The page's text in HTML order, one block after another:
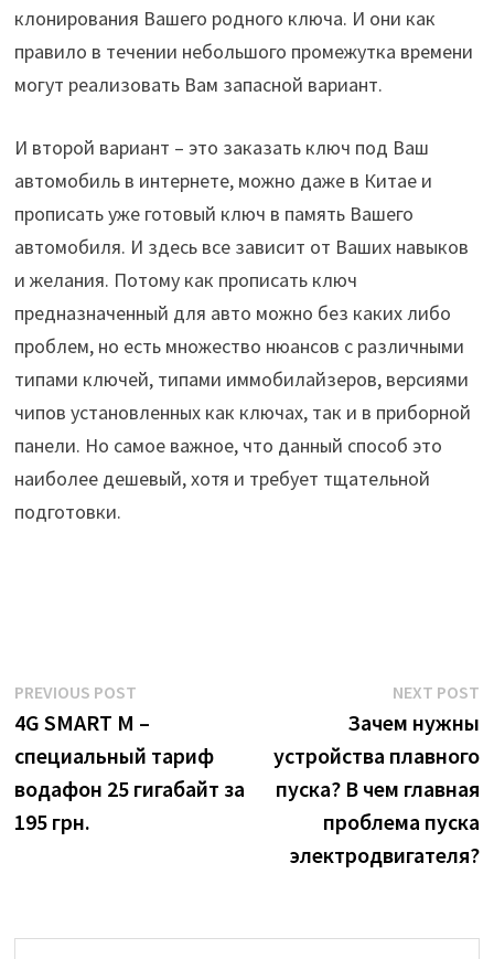
клонирования Вашего родного ключа. И они как
правило в течении небольшого промежутка времени
могут реализовать Вам запасной вариант.
И второй вариант – это заказать ключ под Ваш
автомобиль в интернете, можно даже в Китае и
прописать уже готовый ключ в память Вашего
автомобиля. И здесь все зависит от Ваших навыков
и желания. Потому как прописать ключ
предназначенный для авто можно без каких либо
проблем, но есть множество нюансов с различными
типами ключей, типами иммобилайзеров, версиями
чипов установленных как ключах, так и в приборной
панели. Но самое важное, что данный способ это
наиболее дешевый, хотя и требует тщательной
подготовки.
Post
navigation
PREVIOUS POSTPrevious
post:
4G SMART M –
специальный тариф
водафон 25 гигабайт за
195 грн.
NEXT POST
Зачем нужны
устройства плавного
пуска? В чем главная
проблема пуска
электродвигателя?